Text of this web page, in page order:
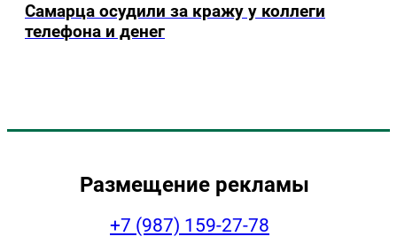
Самарца осудили за кражу у коллеги
телефона и денег
Размещение рекламы
+7 (987) 159-27-78